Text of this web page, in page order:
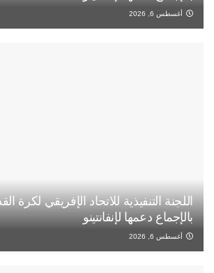
أغسطس 6, 2026
اللجنة التنفيذية للاتحاد الإفريقي لكرة
بالإجماع دعمها لإنفانتينو
أغسطس 6, 2026